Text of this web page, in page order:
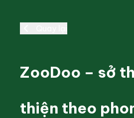
ZooDoo – sở
thiện theo